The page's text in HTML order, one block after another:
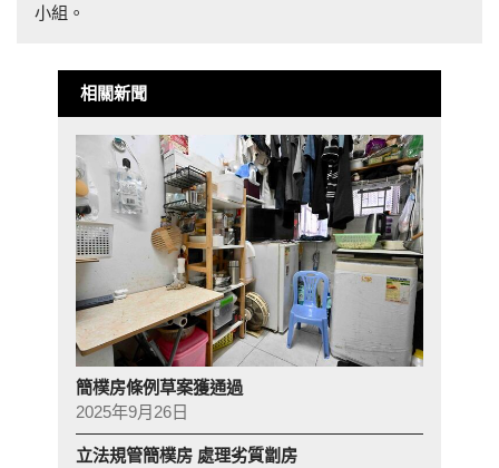
小組。
相關新聞
簡樸房條例草案獲通過
2025年9月26日
立法規管簡樸房 處理劣質劏房